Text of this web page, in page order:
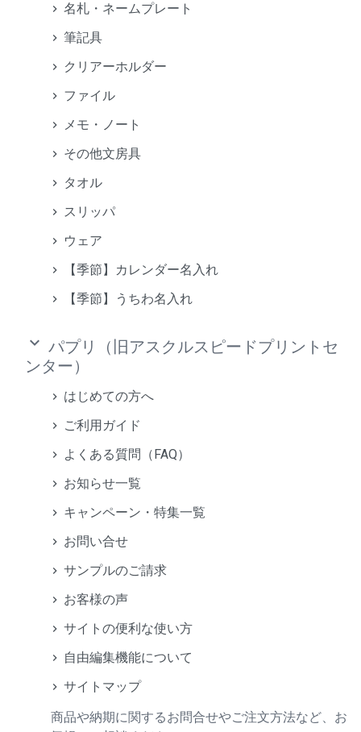
名札・ネームプレート
筆記具
クリアーホルダー
ファイル
メモ・ノート
その他文房具
タオル
スリッパ
ウェア
【季節】カレンダー名入れ
【季節】うちわ名入れ
keyboard_arrow_down パプリ（旧アスクルスピードプリントセ
ンター）
はじめての方へ
ご利用ガイド
よくある質問（FAQ）
お知らせ一覧
キャンペーン・特集一覧
お問い合せ
サンプルのご請求
お客様の声
サイトの便利な使い方
自由編集機能について
サイトマップ
商品や納期に関するお問合せやご注文方法など、お